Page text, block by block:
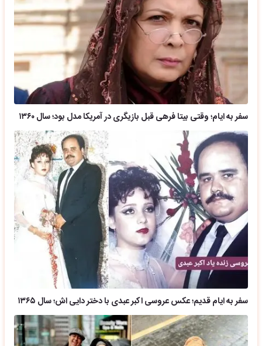
سفر به ایام؛ وقتی بیتا فرهی قبل بازیگری در آمریکا مدل بود؛ سال ۱۳۶۰
سفر به ایام قدیم؛ عکس عروسی اکبر عبدی با دختر دایی اش؛ سال ۱۳۶۵